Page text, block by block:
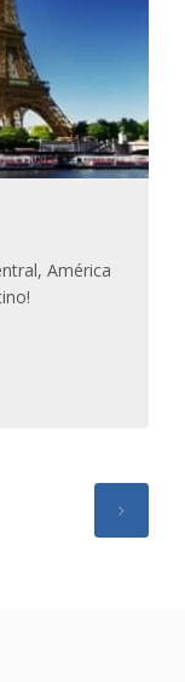
América